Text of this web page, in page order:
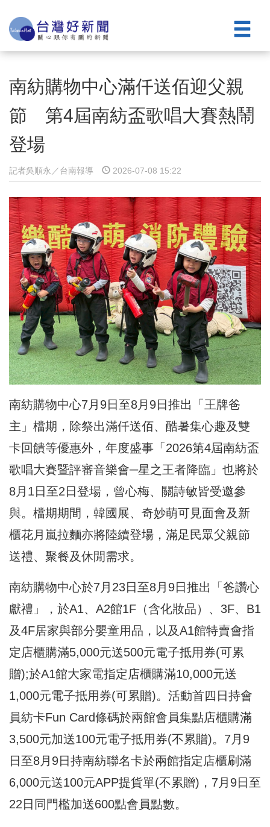
​南紡購物中心滿仟送佰迎父親
節 第4屆南紡盃歌唱大賽熱鬧
登場
記者吳順永／台南報導 2026-07-08 15:22
南紡購物中心7月9日至8月9日推出「王牌爸
主」檔期，除祭出滿仟送佰、酷暑集心趣及雙
卡回饋等優惠外，年度盛事「2026第4屆南紡盃
歌唱大賽暨評審音樂會─星之王者降臨」也將於
8月1日至2日登場，曾心梅、關詩敏皆受邀參
與。檔期期間，韓國展、奇妙萌可見面會及新
櫃花月嵐拉麵亦將陸續登場，滿足民眾父親節
送禮、聚餐及休閒需求。
南紡購物中心於7月23日至8月9日推出「爸讚心
獻禮」，於A1、A2館1F（含化妝品）、3F、B1
及4F居家與部分嬰童用品，以及A1館特賣會指
定店櫃購滿5,000元送500元電子抵用券(可累
贈);於A1館大家電指定店櫃購滿10,000元送
1,000元電子抵用券(可累贈)。活動首四日持會
員紡卡Fun Card條碼於兩館會員集點店櫃購滿
3,500元加送100元電子抵用券(不累贈)。7月9
日至8月9日持南紡聯名卡於兩館指定店櫃刷滿
6,000元送100元APP提貨單(不累贈)，7月9日至
22日同門檻加送600點會員點數。